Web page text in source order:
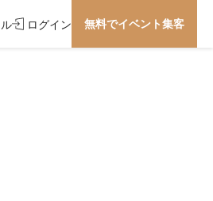
ログイン 無料でイベント集客